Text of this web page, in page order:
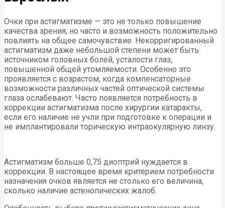
Очки при астигматизме — это не только повышение
качества зрения, но часто и возможность положительно
повлиять на общее самочувствие. Некорригированный
астигматизм даже небольшой степени может быть
источником головных болей, усталости глаз,
повышенной общей утомляемости. Особенно это
проявляется с возрастом, когда компенсаторные
возможности различных частей оптической системы
глаза ослабевают. Часто появляется потребность в
коррекции астигматизма после хирургии катаракты,
если его наличие не учли при подготовке к операции и
не имплантировали торическую интраокулярную линзу.
Астигматизм больше 0,75 диоптрий нуждается в
коррекции. В настоящее время критерием потребности
назначения очков является не столько его величина,
сколько наличие астенопических жалоб.